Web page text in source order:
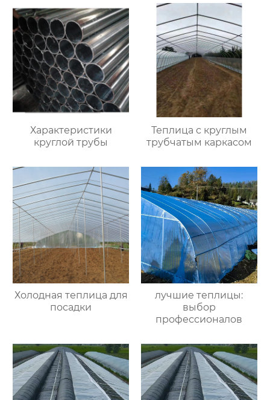
Характеристики
круглой трубы
Теплица с круглым
трубчатым каркасом
Холодная теплица для
посадки
лучшие теплицы:
выбор
профессионалов